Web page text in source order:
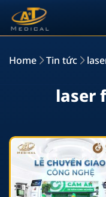
Home Tin tức
laserf